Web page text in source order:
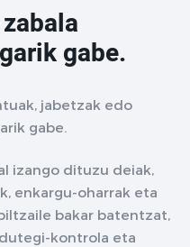
gabe.
jabetzak edo
gabe.
izango dituzu deiak,
enkargu-oharrak eta
bakar batentzat,
kontrola eta